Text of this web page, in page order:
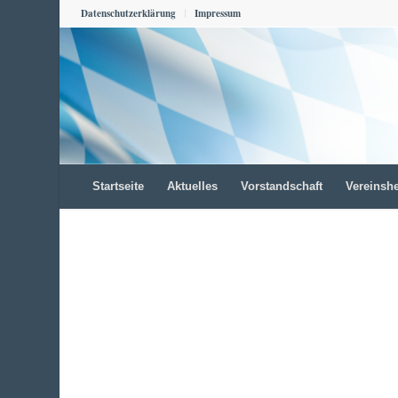
Datenschutzerklärung Impressum
Startseite Aktuelles Vorstandschaft